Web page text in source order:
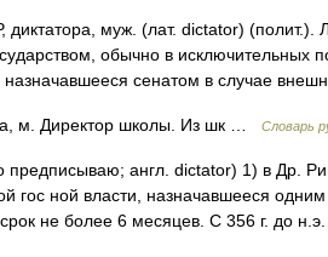
муж. (лат. dictator) (полит.).
обычно в исключительных
сенатом в случае
м. Директор школы. Из шк … Словарь
предписываю; англ. dictator) 1) в Др.
гос ной власти, назначавшееся
не более 6 месяцев. С 356 г. до